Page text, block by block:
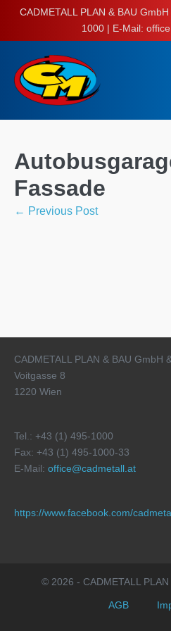
SkipCADMETALL PLAN & BAU
1000 | E-Mail:
Fassade
Post
← Previous Post
CADMETALL PLAN & BAU GmbH
Voitgasse 8
1220 Wien
Tel.: +43 (1) 495-1000
Fax: +43 (1) 495-1000-33
E-Mail: office@cadmetall.at
https://www.facebook.com/
© 2026 - CADMETALL
AGB